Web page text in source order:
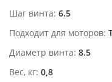
Шаг винта 6.5
Подходит для моторов
Диаметр винта 8.5
Вес, кг 0,8